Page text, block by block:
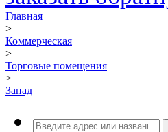
Главная
>
Коммерческая
>
Торговые помещения
>
Запад